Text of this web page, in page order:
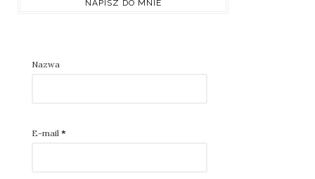
NAPISZ DO MNIE
Nazwa
E-mail *